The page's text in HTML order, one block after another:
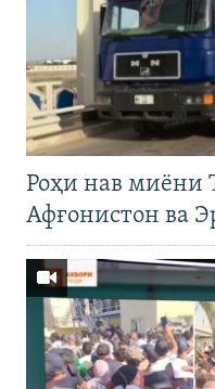
Роҳи нав миёни
Афғонистон ва